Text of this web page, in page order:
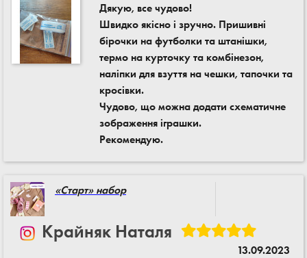
Дякую, все чудово!
Швидко якісно і зручно. Пришивні
бірочки на футболки та штанішки,
термо на курточку та комбінезон,
наліпки для взуття на чешки, тапочки та
кросівки.
Чудово, що можна додати схематичне
зображення іграшки.
Рекомендую.
«Старт» набор
Крайняк Наталя
13.09.2023